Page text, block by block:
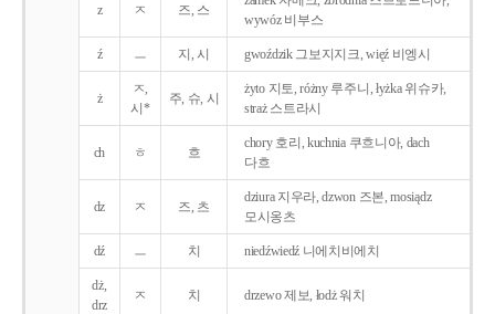
z ㅈ 즈, 스
wywóz 비부스
ź ㅡ 지, 시 gwoździk 그보지지크, więź 비엥시
ż
ㅈ,
시*
주, 슈, 시
żyto 지토, różny 루주니, łyżka 위슈카,
straż 스트라시
ch ㅎ 흐
chory 호리, kuchnia 쿠흐니아, dach
다흐
dz ㅈ 즈, 츠
dziura 지우라, dzwon 즈본, mosiądz
모시옹츠
dź ㅡ 치 niedźwiedź 니에치비에치
dż,
drz
ㅈ 치 drzewo 제보, łodż 워치